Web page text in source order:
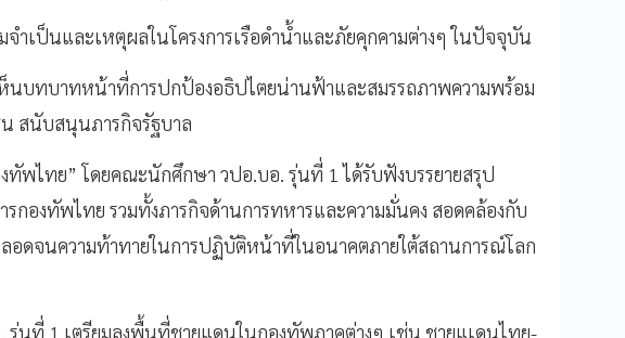
จำเป็นและเหตุผลในโครงการเรือดำน้ำและภัยคุกคามต่างๆ ในปัจจุบัน
นบทบาทหน้าที่การปกป้องอธิปไตยน่านฟ้าและสมรรถภาพความพร้อม
น สนับสนุนภารกิจรัฐบาล
พไทย” โดยคณะนักศึกษา วปอ.บอ. รุ่นที่ 1 ได้รับฟังบรรยายสรุป
กองทัพไทย รวมทั้งภารกิจด้านการทหารและความมั่นคง สอดคล้องกับ
ลอดจนความท้าทายในการปฏิบัติหน้าที่ในอนาคตภายใต้สถานการณ์โลก
นที่ 1 เตรียมลงพื้นที่ชายแดนในกองทัพภาคต่างๆ เช่น ชายแเดนไทย-